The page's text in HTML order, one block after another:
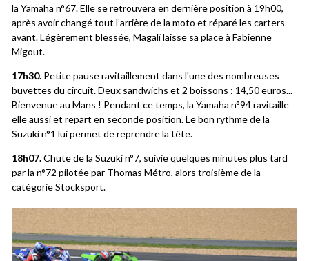
la Yamaha n°67. Elle se retrouvera en dernière position à 19h00,
après avoir changé tout l’arrière de la moto et réparé les carters
avant. Légèrement blessée, Magalï laisse sa place à Fabienne
Migout.
17h30. Petite pause ravitaillement dans l'une des nombreuses
buvettes du circuit. Deux sandwichs et 2 boissons : 14,50 euros...
Bienvenue au Mans ! Pendant ce temps, la Yamaha n°94 ravitaille
elle aussi et repart en seconde position. Le bon rythme de la
Suzuki n°1 lui permet de reprendre la tête.
18h07.Chute de la Suzuki n°7, suivie quelques minutes plus tard
par la n°72 pilotée par Thomas Métro, alors troisième de la
catégorie Stocksport.